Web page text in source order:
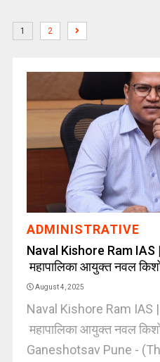
1 2
ADMINISTRATIVE
Naval Kishore Ram IAS
महापालिका आयुक्त नवल
August 4, 2025
Naval Kishore Ram IAS
महापालिका आयुक्त नवल
Ganeshotsav Pune -